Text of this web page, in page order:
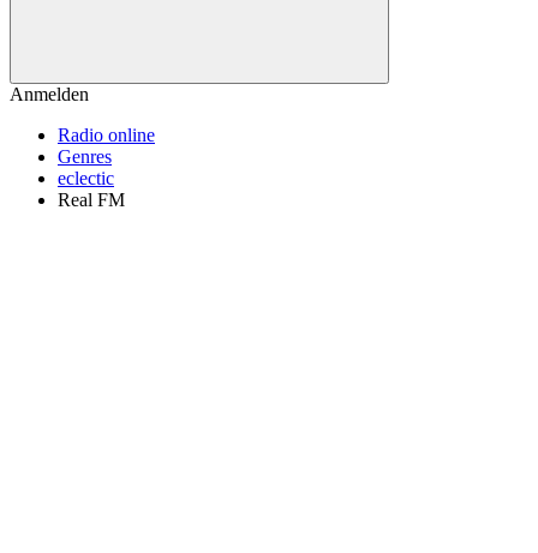
Anmelden
Radio online
Genres
eclectic
Real FM